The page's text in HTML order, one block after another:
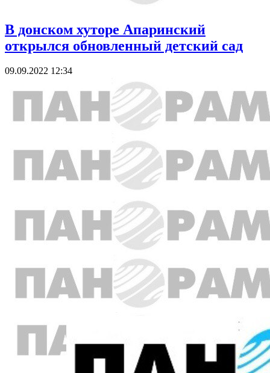
В донском хуторе Апаринский
открылся обновленный детский сад
09.09.2022 12:34